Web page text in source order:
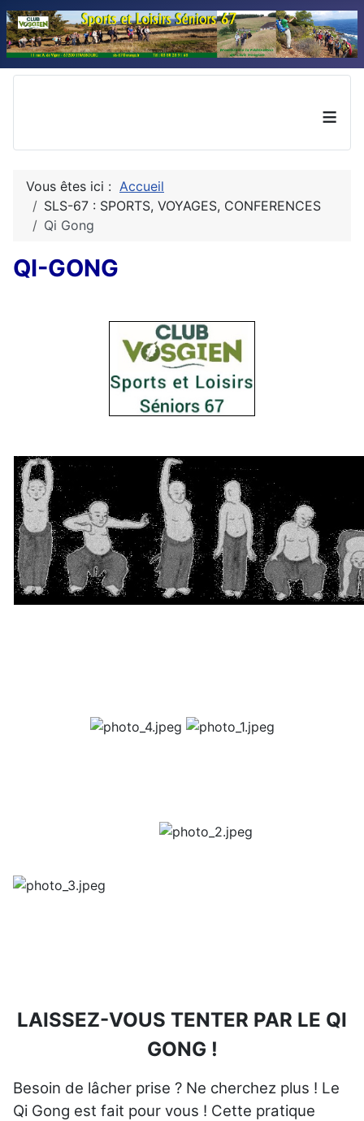
≡
Vous êtes ici : Accueil
SLS-67 : SPORTS, VOYAGES, CONFERENCES
Qi Gong
QI-GONG
LAISSEZ-VOUS TENTER PAR LE QI
GONG !
Besoin de lâcher prise ? Ne cherchez plus ! Le
Qi Gong est fait pour vous ! Cette pratique